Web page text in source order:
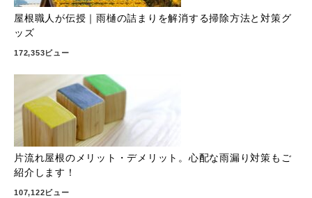
屋根職人が伝授｜雨樋の詰まりを解消する掃除方法と対策グ
ッズ
172,353ビュー
片流れ屋根のメリット・デメリット。心配な雨漏り対策もご
紹介します！
107,122ビュー